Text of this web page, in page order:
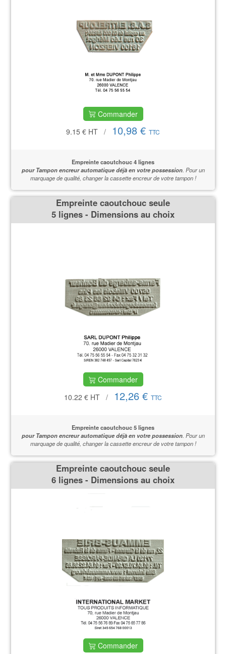
Commander
9.15 € HT / 10,98 € TTC
Empreinte caoutchouc 4 lignes
pour Tampon encreur automatique déjà en votre possession. Pour un
marquage de qualité, changer la cassette encreur de votre tampon !
Empreinte caoutchouc seule
5 lignes - Dimensions au choix
Commander
10.22 € HT / 12,26 € TTC
Empreinte caoutchouc 5 lignes
pour Tampon encreur automatique déjà en votre possession. Pour un
marquage de qualité, changer la cassette encreur de votre tampon !
Empreinte caoutchouc seule
6 lignes - Dimensions au choix
Commander